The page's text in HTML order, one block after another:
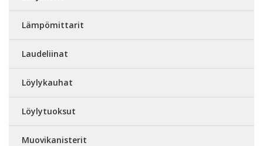
Lämpömittarit
Laudeliinat
Löylykauhat
Löylytuoksut
Muovikanisterit